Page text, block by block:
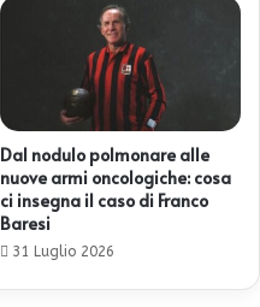
Dal nodulo polmonare alle
nuove armi oncologiche: cosa
ci insegna il caso di Franco
Baresi
31 Luglio 2026